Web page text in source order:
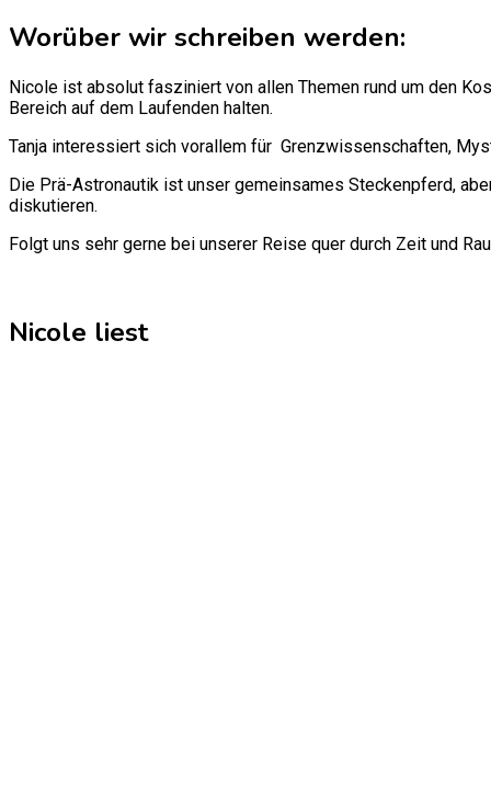
Worüber wir schreiben werden:
Nicole ist absolut fasziniert von allen Themen rund um den
Bereich auf dem Laufenden halten.
Tanja interessiert sich vorallem für Grenzwissenschaften,
Die Prä-Astronautik ist unser gemeinsames Steckenpferd,
diskutieren.
Folgt uns sehr gerne bei unserer Reise quer durch Zeit und
Nicole liest